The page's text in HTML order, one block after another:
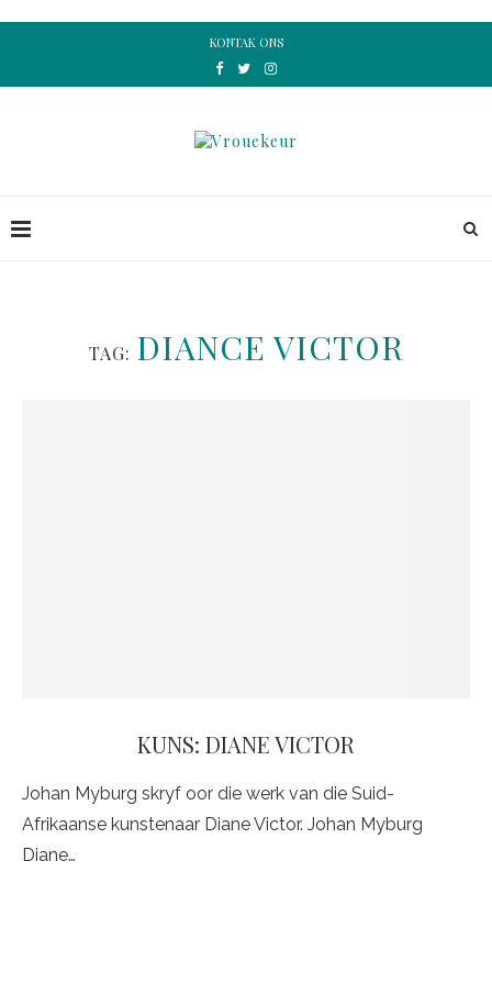
KONTAK ONS
TAG: DIANCE VICTOR
KUNS: DIANE VICTOR
Johan Myburg skryf oor die werk van die Suid-
Afrikaanse kunstenaar Diane Victor. Johan Myburg
Diane…